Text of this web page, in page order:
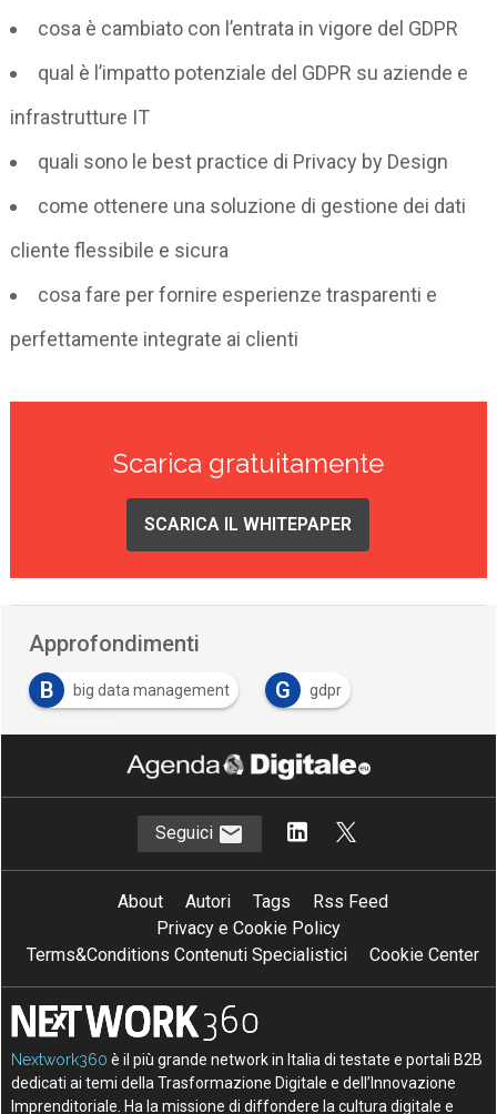
cosa è cambiato con l’entrata in vigore del GDPR
qual è l’impatto potenziale del GDPR su aziende e
infrastrutture IT
quali sono le best practice di Privacy by Design
come ottenere una soluzione di gestione dei dati
cliente flessibile e sicura
cosa fare per fornire esperienze trasparenti e
perfettamente integrate ai clienti
Scarica gratuitamente
SCARICA IL WHITEPAPER
Approfondimenti
B
big data management G gdpr
P privacy
Seguici
About Autori Tags
Rss Feed
Privacy e Cookie Policy
Terms&Conditions Contenuti Specialistici
Cookie Center
Nextwork360 è il più grande network in Italia di testate e portali B2B
dedicati ai temi della Trasformazione Digitale e dell’Innovazione
Imprenditoriale. Ha la missione di diffondere la cultura digitale e